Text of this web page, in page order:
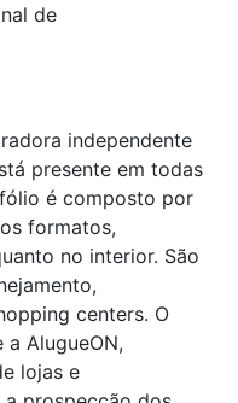
de
independente
presente em todas
é composto por
formatos,
no interior. São
centers. O
AlugueON,
lojas e